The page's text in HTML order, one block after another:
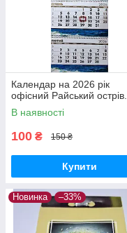
Календар на 2026 рік
офісний Райський острів.
В наявності
100 ₴ 150 ₴
Купити
Новинка –33%